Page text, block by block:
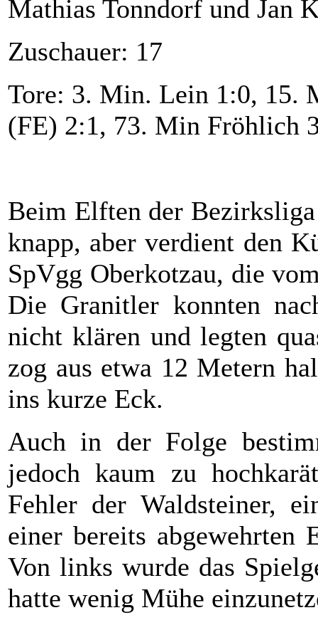
Mathias Tonndorf und Jan
Zuschauer: 17
Tore: 3. Min. Lein 1:0, 15.
(FE) 2:1, 73. Min Fröhlich
Beim Elften der
knapp, aber verdient den
SpVgg Oberkotzau, die
Die Granitler konnten
nicht klären und legten
zog aus etwa 12 Metern
ins kurze Eck.
Auch in der Folge
jedoch kaum zu
Fehler der Waldsteiner,
einer bereits abgewehrten
Von links wurde das
hatte wenig Mühe